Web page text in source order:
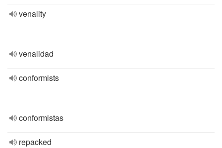
venality
venalidad
conformists
conformistas
repacked